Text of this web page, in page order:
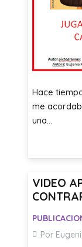
Hace
me
una…
VIDEO
Por